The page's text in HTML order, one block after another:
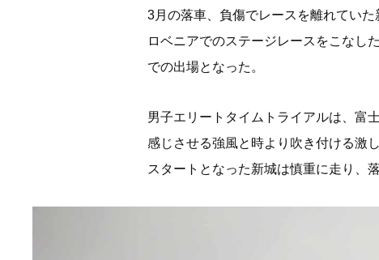
3月の落車、負傷でレースを離れてい
ロベニアでのステージレースをこなし
での出場となった。
男子エリートタイムトライアルは、富
感じさせる強風と時より吹き付ける激
スタートとなった新城は慎重に走り、